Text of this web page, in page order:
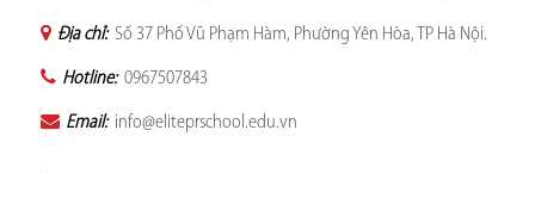
Địa chỉ: Số 37 Phố Vũ Phạm Hàm, Phường Yên Hòa, TP Hà Nội.
Hotline: 0967507843
Email: info@eliteprschool.edu.vn